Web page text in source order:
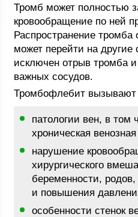
Тромб может полностью
кровообращение по ней
Распространение тромба
может перейти на другие
исключен отрыв тромба и
важных сосудов.
Тромбофлебит
патологии вен, в том
хроническая
нарушение
хирургического
беременности,
и повышения
особенности стенок